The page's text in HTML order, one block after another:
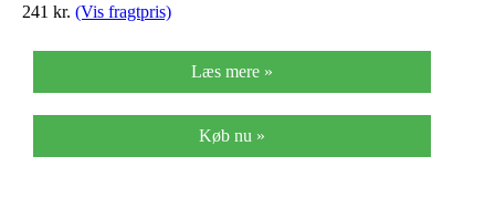
241 kr. (Vis fragtpris)
Læs mere »
Køb nu »